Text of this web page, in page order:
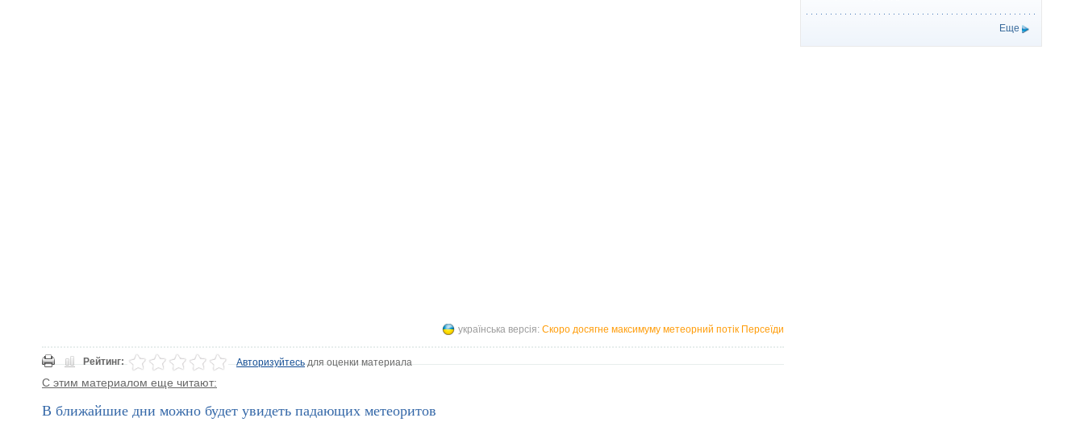
українська версія: Скоро досягне максимуму метеорний потік Персеїди
Рейтинг: Авторизуйтесьдля оценки материала
С этим материалом еще читают:
В ближайшие дни можно будет увидеть падающих метеоритов
Еще